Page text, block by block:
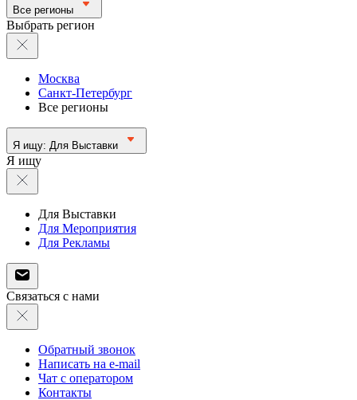
Все регионы
Выбрать регион
Москва
Санкт-Петербург
Все регионы
Я ищу: Для Выставки
Я ищу
Для Выставки
Для Мероприятия
Для Рекламы
Связаться с нами
Обратный звонок
Написать на e-mail
Чат с оператором
Контакты